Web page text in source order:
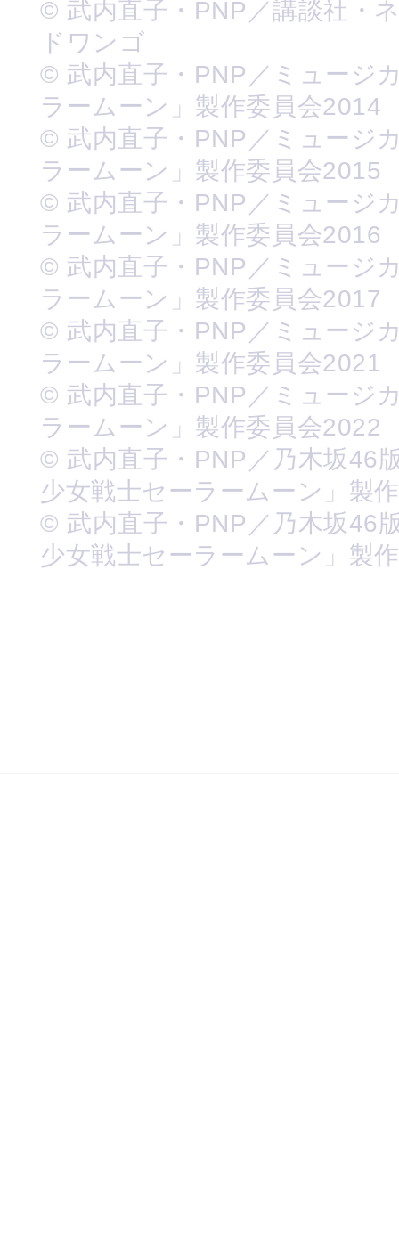
© 武内直子・PNP／講談社・
ドワンゴ
© 武内直子・PNP／ミュージ
ラームーン」製作委員会2014
© 武内直子・PNP／ミュージ
ラームーン」製作委員会2015
© 武内直子・PNP／ミュージ
ラームーン」製作委員会2016
© 武内直子・PNP／ミュージ
ラームーン」製作委員会2017
© 武内直子・PNP／ミュージ
ラームーン」製作委員会2021
© 武内直子・PNP／ミュージ
ラームーン」製作委員会2022
© 武内直子・PNP／乃木坂46
少女戦士セーラームーン」製
© 武内直子・PNP／乃木坂46
少女戦士セーラームーン」製